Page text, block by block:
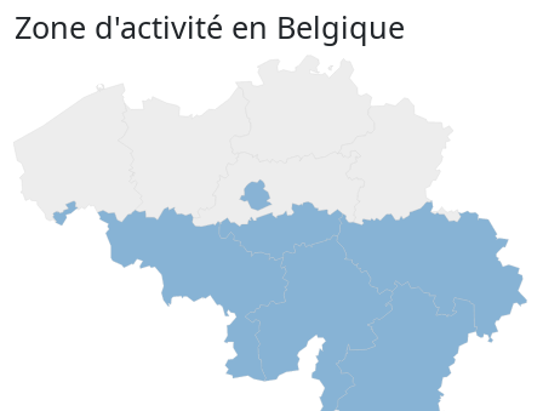
Zone d'activité en Belgique